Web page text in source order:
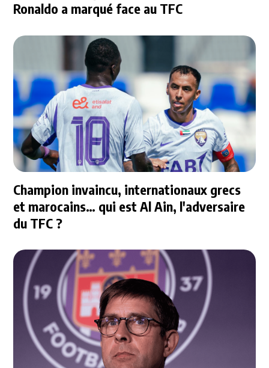
Ronaldo a marqué face au TFC
Champion invaincu, internationaux grecs
et marocains… qui est Al Ain, l'adversaire
du TFC ?